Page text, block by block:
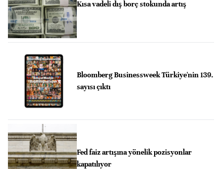
Kısa vadeli dış borç stokunda artış
Bloomberg Businessweek Türkiye'nin 139.
sayısı çıktı
Fed faiz artışına yönelik pozisyonlar
kapatılıyor